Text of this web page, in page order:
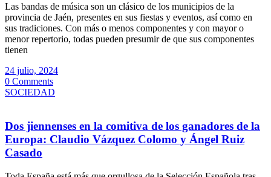
Las bandas de música son un clásico de los municipios de la
provincia de Jaén, presentes en sus fiestas y eventos, así como en
sus tradiciones. Con más o menos componentes y con mayor o
menor repertorio, todas pueden presumir de que sus componentes
tienen
24 julio, 2024
0 Comments
SOCIEDAD
Dos jiennenses en la comitiva de los ganadores de la
Europa: Claudio Vázquez Colomo y Ángel Ruiz
Casado